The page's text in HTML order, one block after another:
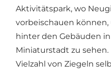
Aktivitätspark, wo
vorbeischauen
hinter den Gebäuden
Miniaturstadt zu
Vielzahl von Ziegeln